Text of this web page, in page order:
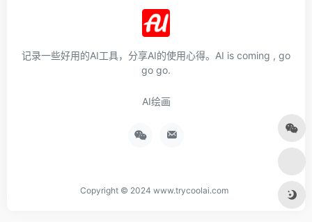
记录一些好用的AI工具，分享AI的使用心得。AI is coming , go
go go.
AI绘画
Copyright © 2024 www.trycoolai.com